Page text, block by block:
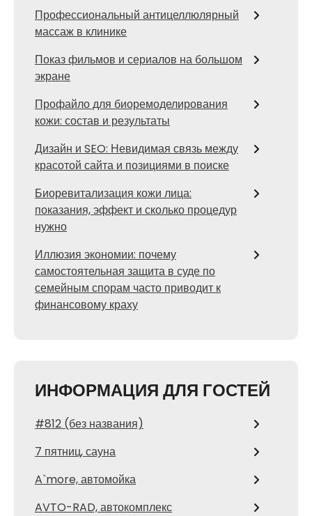
Профессиональный антицеллюлярный
массаж в клинике
Показ фильмов и сериалов на большом
экране
Профайло для биоремоделирования
кожи: состав и результаты
Дизайн и SEO: Невидимая связь между
красотой сайта и позициями в поиске
Биоревитализация кожи лица:
показания, эффект и сколько процедур
нужно
Иллюзия экономии: почему
самостоятельная защита в суде по
семейным спорам часто приводит к
финансовому краху
ИНФОРМАЦИЯ ДЛЯ ГОСТЕЙ
#812 (без названия)
7 пятниц, сауна
A`more, автомойка
AVTO-RAD, автокомплекс